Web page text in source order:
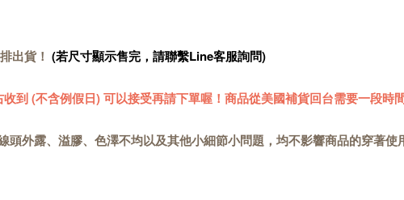
出貨！ (若尺寸顯示售完，請聯繫Line客服詢問)
到 (不含例假日) 可以接受再請下單喔！商品從美國補貨回台需要一段時
外露、溢膠、色澤不均以及其他小細節小問題，均不影響商品的穿著使